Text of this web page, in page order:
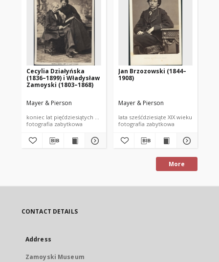
Cecylia Działyńska
(1836–1899) i Władysław
Zamoyski (1803–1868)
Mayer & Pierson
koniec lat pięćdziesiątych XIX wieku
fotografia zabytkowa
Jan Brzozowski (1844–
1908)
Mayer & Pierson
lata sześćdziesiąte XIX wieku
fotografia zabytkowa
More
CONTACT DETAILS
Address
Zamoyski Museum